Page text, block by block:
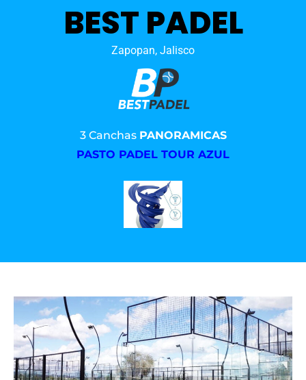
BEST PADEL
Zapopan, Jalisco
3 Canchas PANORAMICAS
PASTO PADEL TOUR AZUL